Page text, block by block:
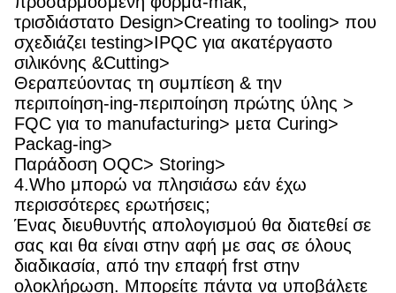
τρισδιάστατο Design>Creating το tooling> που
σχεδιάζει testing>IPQC για ακατέργαστο
σιλικόνης &Cutting>
Θεραπεύοντας τη συμπίεση & την
περιποίηση-ing-περιποίηση πρώτης ύλης >
FQC για το manufacturing> μετα Curing>
Packag-ing>
Παράδοση OQC> Storing>
4.Who μπορώ να πλησιάσω εάν έχω
περισσότερες ερωτήσεις;
Ένας διευθυντής απολογισμού θα διατεθεί σε
σας και θα είναι στην αφή με σας σε όλους
διαδικασία, από την επαφή frst στην
ολοκλήρωση. Μπορείτε πάντα να υποβάλετε